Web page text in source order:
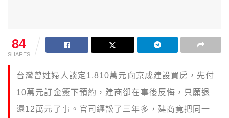
84
SHARES
台灣曾姓婦人談定1,810萬元向京成建設買房，先付
10萬元訂金簽下預約，建商卻在事後反悔，只願退
還12萬元了事。官司纏訟了三年多，建商竟把同一